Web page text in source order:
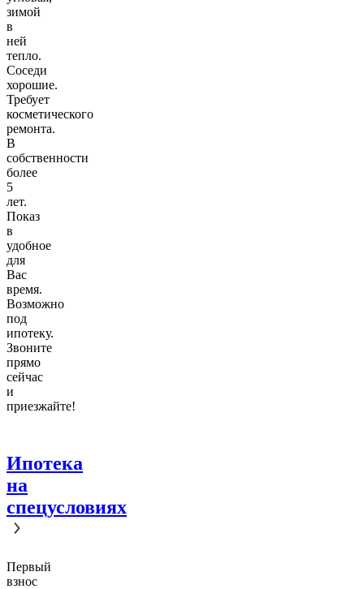
зимой
в
ней
тепло.
Соседи
хорошие.
Требует
косметического
ремонта.
В
собственности
более
5
лет.
Показ
в
удобное
для
Вас
время.
Возможно
под
ипотеку.
Звоните
прямо
сейчас
и
приезжайте!
Ипотека
на
спецусловиях
Первый
взнос